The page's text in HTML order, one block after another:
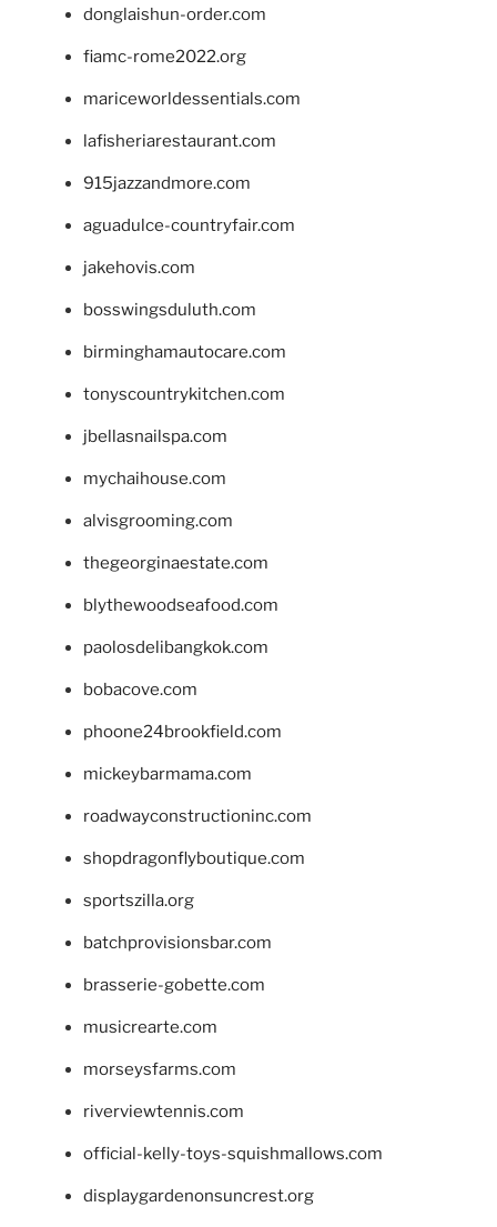
donglaishun-order.com
fiamc-rome2022.org
mariceworldessentials.com
lafisheriarestaurant.com
915jazzandmore.com
aguadulce-countryfair.com
jakehovis.com
bosswingsduluth.com
birminghamautocare.com
tonyscountrykitchen.com
jbellasnailspa.com
mychaihouse.com
alvisgrooming.com
thegeorginaestate.com
blythewoodseafood.com
paolosdelibangkok.com
bobacove.com
phoone24brookfield.com
mickeybarmama.com
roadwayconstructioninc.com
shopdragonflyboutique.com
sportszilla.org
batchprovisionsbar.com
brasserie-gobette.com
musicrearte.com
morseysfarms.com
riverviewtennis.com
official-kelly-toys-squishmallows.com
displaygardenonsuncrest.org